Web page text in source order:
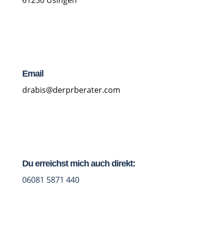
Email
drabis@derprberater.com
Du erreichst mich auch direkt:
06081 5871 440